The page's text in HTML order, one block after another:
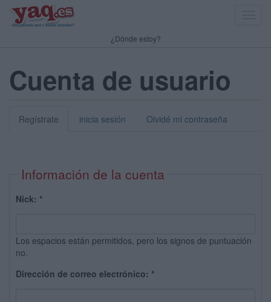
¿Dónde estoy?
Cuenta de usuario
Regístrate inicia sesión Olvidé mi contraseña
Información de la cuenta
Nick: *
Los espacios están permitidos, pero los signos de puntuación
no.
Dirección de correo electrónico: *